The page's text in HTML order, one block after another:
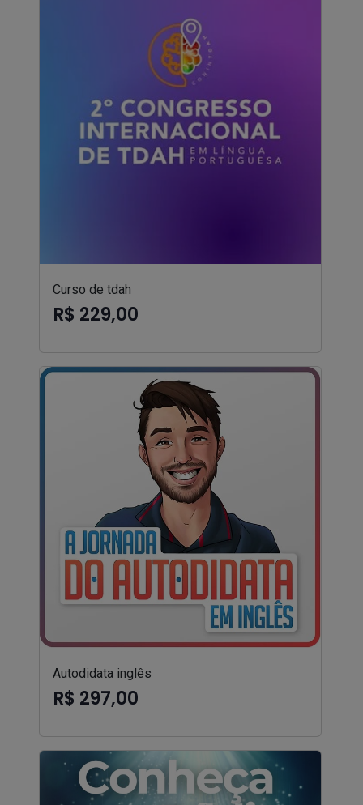
Curso de tdah
R$ 229,00
Autodidata inglês
R$ 297,00